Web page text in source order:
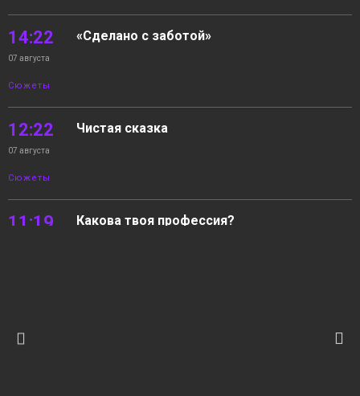
14:22
07 августа
Сюжеты
«Сделано с заботой»
12:22
07 августа
Сюжеты
Чистая сказка
11:19 Какова твоя профессия?
07 августа
Незваный гость. К урокам готовы? Какова